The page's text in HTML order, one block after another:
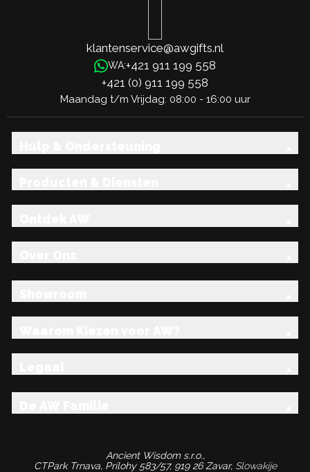
klantenservice@awgifts.nl
WA:+421 911 199 558
+421 (0) 911 199 558
Maandag t/m Vrijdag: 08:00 - 16:00 uur
Ancient Wisdom s.r.o.,
CTPark Trnava, Prílohy 583/57, 919 26 Zavar, Slowakije